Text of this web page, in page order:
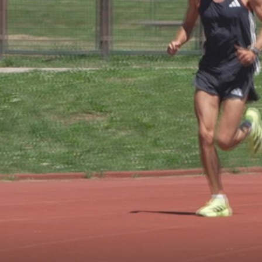
za vjenčanje ali i uspomenana sa sportskih natjecanja
1
se
+9
OD MODNE PISTE DO POMAGANJA DRUGIMA
Laura Gnjatović vratila se poslu na
pomoći: "Uhvatio me stres..."